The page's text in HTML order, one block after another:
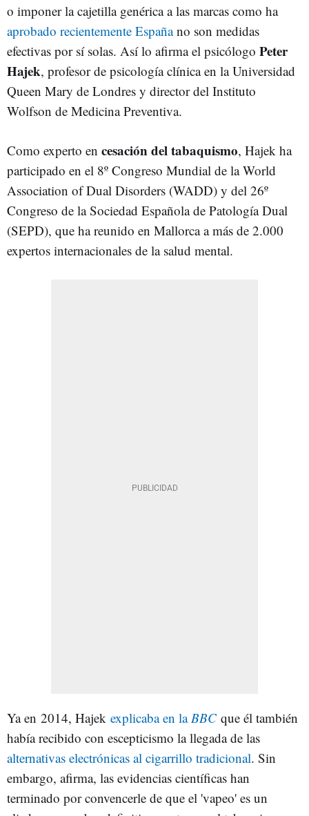
o imponer la cajetilla genérica a las marcas como ha
aprobado recientemente Españano son medidas
efectivas por sí solas. Así lo afirma el psicólogo Peter
Hajek, profesor de psicología clínica en la Universidad
Queen Mary de Londres y director del Instituto
Wolfson de Medicina Preventiva.
Como experto en cesación del tabaquismo, Hajek ha
participado en el 8º Congreso Mundial de la World
Association of Dual Disorders (WADD) y del 26º
Congreso de la Sociedad Española de Patología Dual
(SEPD), que ha reunido en Mallorca a más de 2.000
expertos internacionales de la salud mental.
Ya en 2014, Hajek explicaba en laBBC que él también
había recibido con escepticismo la llegada de las
alternativas electrónicas al cigarrillo tradicional. Sin
embargo, afirma, las evidencias científicas han
terminado por convencerle de que el 'vapeo' es un